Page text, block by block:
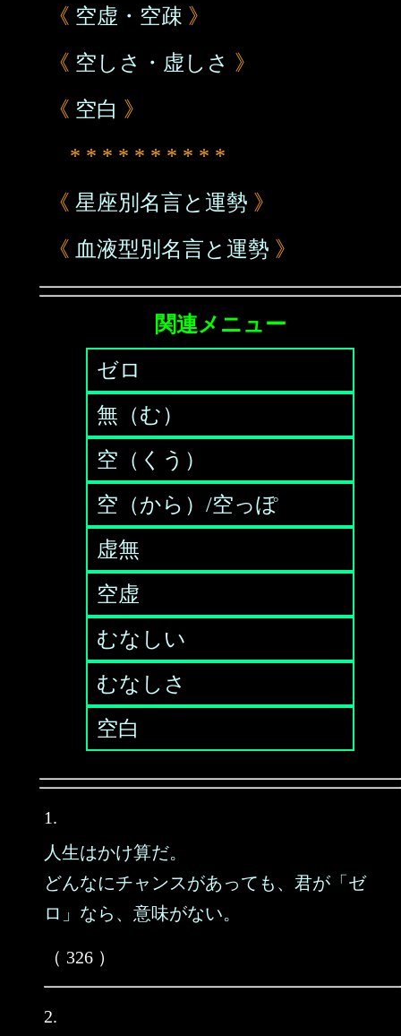
《 空虚・空疎 》
《 空しさ・虚しさ 》
《 空白 》
* * * * * * * * * *
《 星座別名言と運勢 》
《 血液型別名言と運勢 》
関連メニュー
ゼロ
無（む）
空（くう）
空（から）/空っぽ
虚無
空虚
むなしい
むなしさ
空白
1.
人生はかけ算だ。
どんなにチャンスがあっても、君が「ゼ
ロ」なら、意味がない。
（ 326 ）
2.